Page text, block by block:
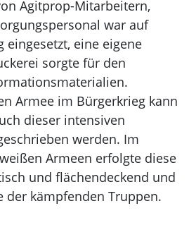
Agitprop-Mitarbeitern,
war auf
eingesetzt, eine eigene
sorgte für den
Armee im Bürgerkrieg kann
dieser intensiven
werden. Im
Armeen erfolgte diese
und flächendeckend und
der kämpfenden Truppen.